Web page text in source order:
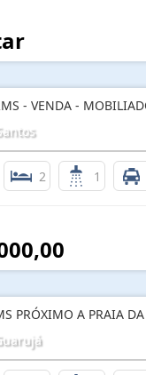
- VENDA -
2 1
PRÓXIMO A PRAIA